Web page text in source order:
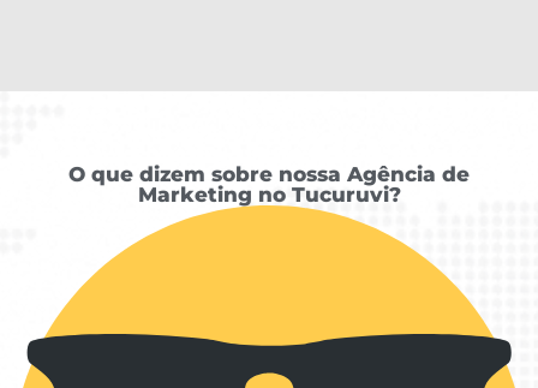
O que dizem sobre nossa Agência de
Marketing no Tucuruvi?